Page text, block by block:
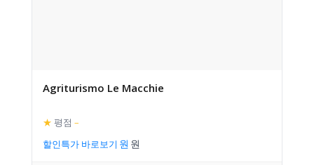
Agriturismo Le Macchie
★ 평점 –
할인특가 바로보기